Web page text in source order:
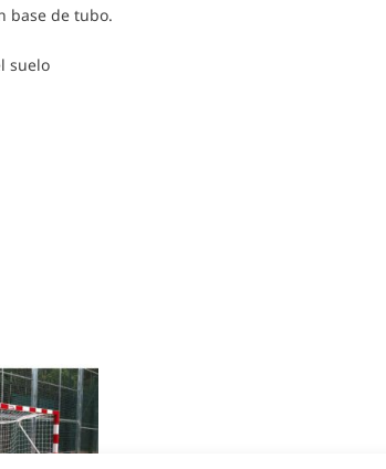
base de tubo.
suelo